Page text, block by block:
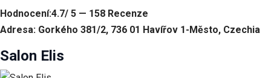
Hodnocení:4.7/ 5 — 158 Recenze
Adresa: Gorkého 381/2, 736 01 Havířov 1-Město, Czechia
Salon Elis